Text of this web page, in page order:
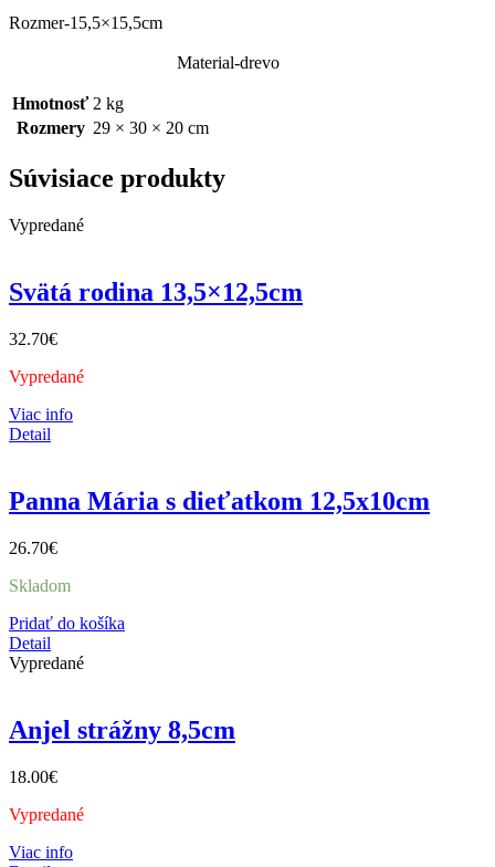
Rozmer-15,5×15,5cm
Material-drevo
Hmotnosť 2 kg
Rozmery 29 × 30 × 20 cm
Súvisiace produkty
Vypredané
Svätá rodina 13,5×12,5cm
32.70€
Vypredané
Viac info
Detail
Panna Mária s dieťatkom 12,5x10cm
26.70€
Skladom
Pridať do košíka
Detail
Vypredané
Anjel strážny 8,5cm
18.00€
Vypredané
Viac info